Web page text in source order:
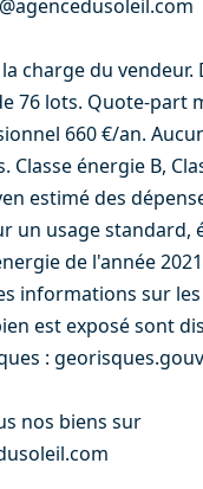
charge du vendeur.
76 lots. Quote-part
660 €/an.
Classe énergie B,
estimé des
un usage standard,
de l'année
informations sur
est exposé sont
:
nos biens sur